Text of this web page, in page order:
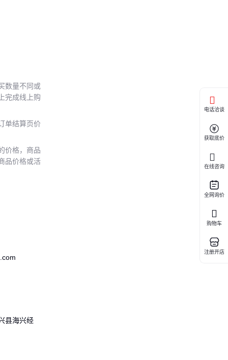
数量不同或
完成线上购
单结算页价
价格，商品
品价格或活
县海兴经
电话洽谈
获取底价
在线咨询
全网询价
购物车
注册开店